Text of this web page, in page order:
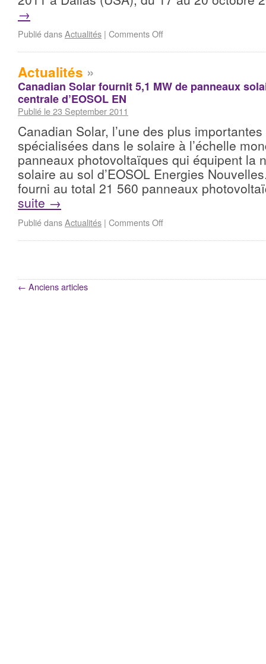
→
Publié dansActualités | Comments Off
Actualités »
Canadian Solar fournit 5,1 MW de panneaux
centrale d’EOSOL EN
Publié le 23 September 2011
Canadian Solar, l’une des plus
spécialisées dans le solaire à l’échelle
panneaux photovoltaïques qui équipent la
solaire au sol d’EOSOL Energies
fourni au total 21 560 panneaux
suite →
Publié dansActualités | Comments Off
← Anciens articles